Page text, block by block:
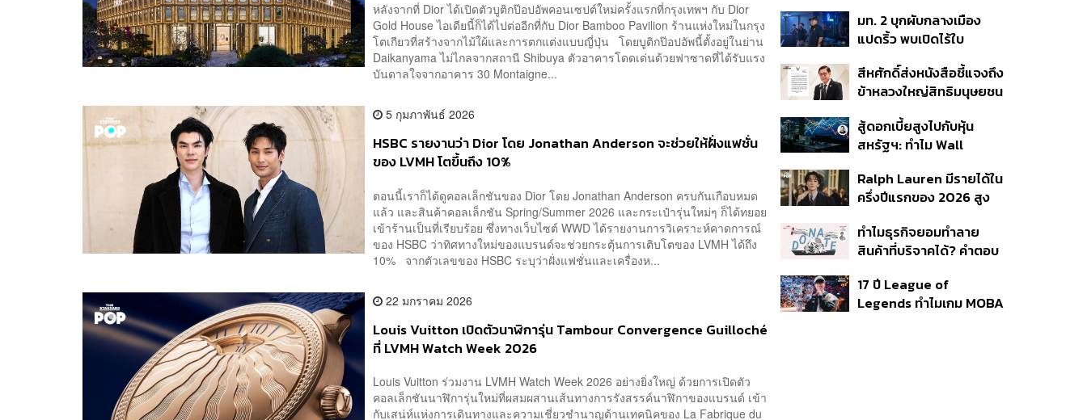
หลังจากที่ Dior ได้เปิดตัวบูติกป๊อปอัพคอนเซปต์ใหม่ครั้งแรกที่กรุงเทพฯ กับ Dior
Gold House ไอเดียนี้ก็ได้ไปต่ออีกที่กับ Dior Bamboo Pavilion ร้านแห่งใหม่ในกรุง
โตเกียวที่สร้างจากไม้ใผ้และการตกแต่งแบบญี่ปุ่น โดยบูติกป๊อปอัพนี้ตั้งอยู่ในย่าน
Daikanyama ไม่ไกลจากสถานี Shibuya ตัวอาคารโดดเด่นด้วยฟาซาดที่ได้รับแรง
บันดาลใจจากอาคาร 30 Montaigne...
5 กุมภาพันธ์ 2026
HSBC รายงานว่า Dior โดย Jonathan Anderson จะช่วยให้ฝั่งแฟชั่น
ของ LVMH โตขึ้นถึง 10%
ตอนนี้เราก็ได้ดูคอลเล็กชันของ Dior โดย Jonathan Anderson ครบกันเกือบหมด
แล้ว และสินค้าคอลเล็กชัน Spring/Summer 2026 และกระเป๋ารุ่นใหม่ๆ ก็ได้ทยอย
เข้าร้านเป็นที่เรียบร้อย ซึ่งทางเว็บไซต์ WWD ได้รายงานการวิเคราะห์คาดการณ์
ของ HSBC ว่าทิศทางใหม่ของแบรนด์จะช่วยกระตุ้นการเติบโตของ LVMH ได้ถึง
10% จากตัวเลขของ HSBC ระบุว่าฝั่งแฟชั่นและเครื่องห...
22 มกราคม 2026
Louis Vuitton เปิดตัวนาฬิการุ่น Tambour Convergence Guilloché
ที่ LVMH Watch Week 2026
Louis Vuitton ร่วมงาน LVMH Watch Week 2026 อย่างยิ่งใหญ่ ด้วยการเปิดตัว
คอลเล็กชันนาฬิการุ่นใหม่ที่ผสมผสานเส้นทางการรังสรรค์นาฬิกาของแบรนด์ เข้า
กับเสน่ห์แห่งการเดินทางและความเชี่ยวชำนาญด้านเทคนิคของ La Fabrique du
พลัส’ เฟส 2 รอประเมิน
ความเหมาะสม
มท. 2 บุกผับกลางเมือง
แปดริ้ว พบเปิดไร้ใบ
ใช้บริการ ฉี่ม่วง 32 ราย
จ่อปิด 5 ปี
สีหศักดิ์ส่งหนังสือชี้แจงถึง
ข้าหลวงใหญ่สิทธิมนุษยชน
เคลื่อน-ไม่เป็นธรรม’
สู้ดอกเบี้ยสูงไปกับหุ้น
สหรัฐฯ: ทำไม Wall
คิด?
Ralph Lauren มีรายได้ใน
ครึ่งปีแรกของ 2026 สูง
ทำไมธุรกิจยอมทำลาย
สินค้าที่บริจาคได้? คำตอบ
อยู่ที่ระบบภาษี
17 ปี League of
Legends ทำไมเกม MOBA